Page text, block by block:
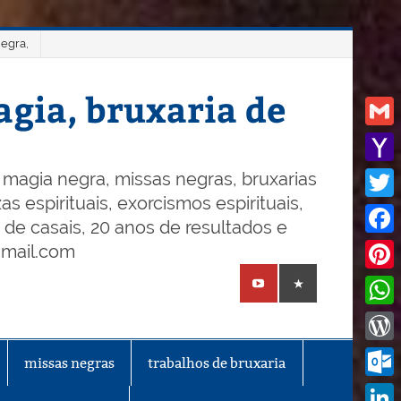
bruxaria de
negra, missas negras, bruxarias
espirituais, exorcismos espirituais,
casais, 20 anos de resultados e
missas negras trabalhos de bruxaria
Gmail
Mail